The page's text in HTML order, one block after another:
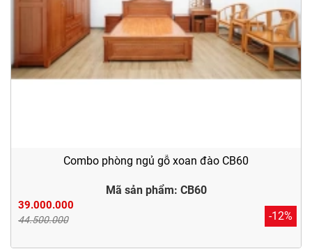
Combo phòng ngủ gỗ xoan đào CB60
Mã sản phẩm: CB60
39.000.000
44.500.000 -12%